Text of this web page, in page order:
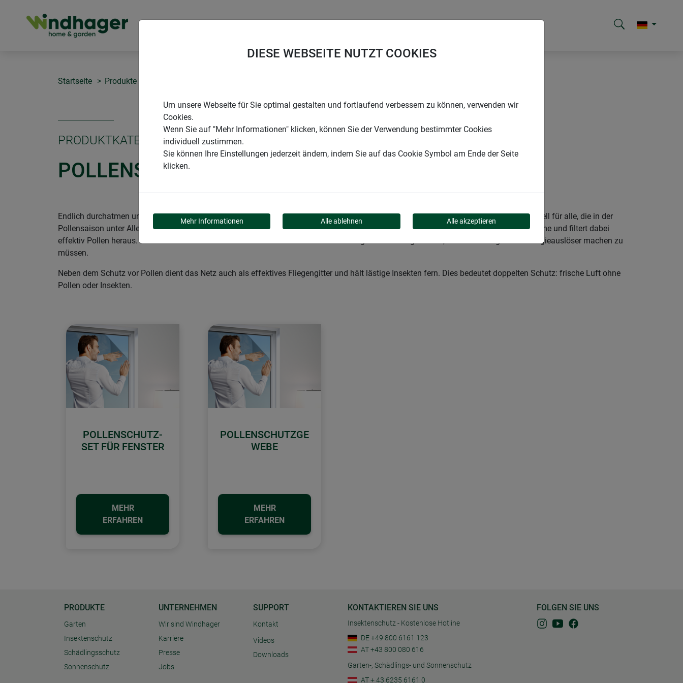
Startseite Produkte
PRODUKTKATEGORIE
POLLENSCHUTZ
Endlich durchatmen und erholsame Nächte genießen – mit dem hochwertigen Pollenschutznetz für Fenster wird dies zur Realität. Speziell für alle, die in der
Pollensaison unter Allergien leiden, bietet dieses Spezialgitter die perfekte Lösung. Es sorgt für den Einlass frischer Luft in Ihre Innenräume und filtert dabei
effektiv Pollen heraus. So können Sie auch in den Monaten mit hoher Pollenbelastung frische Luft genießen, ohne sich Sorgen um Allergieauslöser machen zu
müssen.
Neben dem Schutz vor Pollen dient das Netz auch als effektives Fliegengitter und hält lästige Insekten fern. Dies bedeutet doppelten Schutz: frische Luft ohne
Pollen oder Insekten.
POLLENSCHUTZ-
SET FÜR FENSTER
MEHR
ERFAHREN
POLLENSCHUTZGE
WEBE
MEHR
ERFAHREN
PRODUKTE
Garten
Insektenschutz
Schädlingsschutz
Sonnenschutz
UNTERNEHMEN
Wir sind Windhager
Karriere
Presse
Jobs
SUPPORT
Kontakt
Videos
Downloads
KONTAKTIEREN SIE UNS
Insektenschutz - Kostenlose Hotline
DE +49 800 6161 123
AT +43 800 080 616
Garten-, Schädlings- und Sonnenschutz
AT + 43 6235 6161 0
FOLGEN SIE UNS
DIESE WEBSEITE NUTZT COOKIES
Um unsere Webseite für Sie optimal gestalten und fortlaufend verbessern zu können, verwenden wir
Cookies.
Wenn Sie auf "Mehr Informationen" klicken, können Sie der Verwendung bestimmter Cookies
individuell zustimmen.
Sie können Ihre Einstellungen jederzeit ändern, indem Sie auf das Cookie Symbol am Ende der Seite
klicken.
Mehr Informationen Alle ablehnen Alle akzeptieren